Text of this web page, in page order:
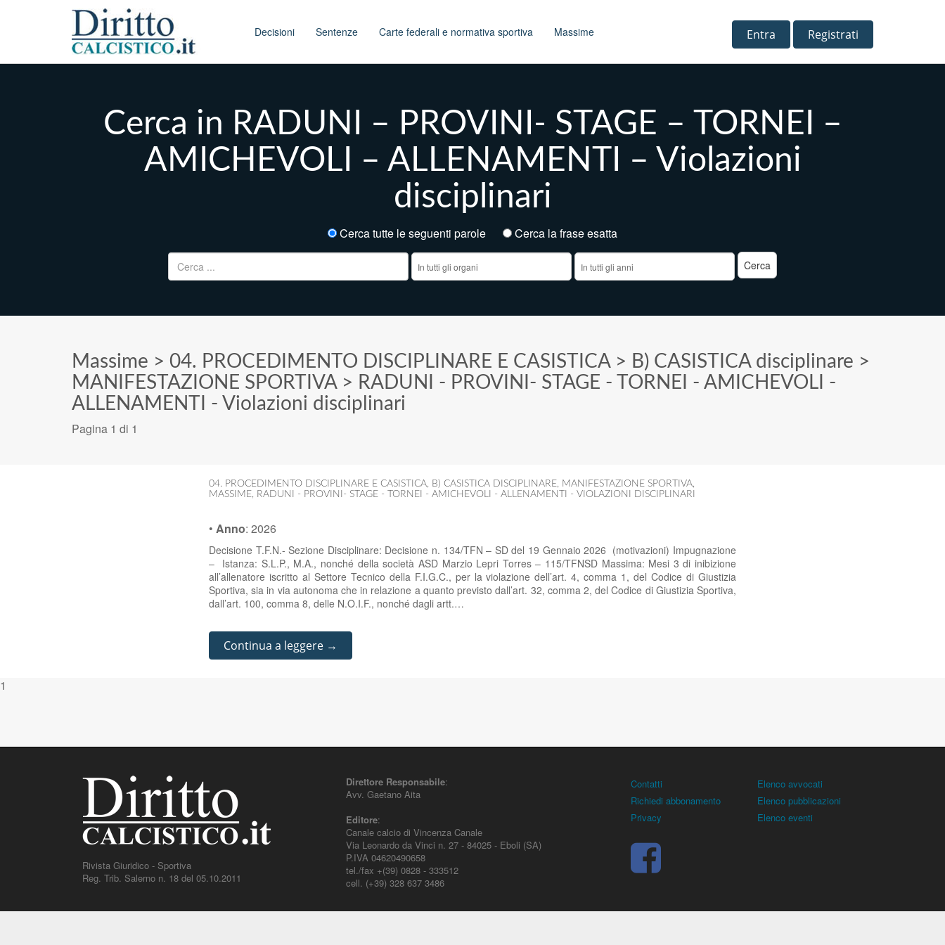
Main menu Decisioni Sentenze Carte federali e normativa sportiva Massime Entra Registrati
Cerca in RADUNI – PROVINI- STAGE – TORNEI –
AMICHEVOLI – ALLENAMENTI – Violazioni
disciplinari
Cerca tutte le seguenti parole
Cerca la frase esatta
Ricerca per:
Massime > 04. PROCEDIMENTO DISCIPLINARE E CASISTICA> B) CASISTICA disciplinare >
MANIFESTAZIONE SPORTIVA> RADUNI - PROVINI- STAGE - TORNEI - AMICHEVOLI -
ALLENAMENTI - Violazioni disciplinari
Pagina 1 di 1
04. PROCEDIMENTO DISCIPLINARE E CASISTICA, B) CASISTICA DISCIPLINARE, MANIFESTAZIONE SPORTIVA,
MASSIME, RADUNI - PROVINI- STAGE - TORNEI - AMICHEVOLI - ALLENAMENTI - VIOLAZIONI DISCIPLINARI
• Anno: 2026
Decisione T.F.N.- Sezione Disciplinare: Decisione n. 134/TFN – SD del 19 Gennaio 2026 (motivazioni) Impugnazione
– Istanza: S.L.P., M.A., nonché della società ASD Marzio Lepri Torres – 115/TFNSD Massima: Mesi 3 di inibizione
all’allenatore iscritto al Settore Tecnico della F.I.G.C., per la violazione dell’art. 4, comma 1, del Codice di Giustizia
Sportiva, sia in via autonoma che in relazione a quanto previsto dall’art. 32, comma 2, del Codice di Giustizia Sportiva,
dall’art. 100, comma 8, delle N.O.I.F., nonché dagli artt.…
Continua a leggere →
1
Rivista Giuridico - Sportiva
Reg. Trib. Salerno n. 18 del 05.10.2011
Direttore Responsabile:
Avv. Gaetano Aita
Editore:
Canale calcio di Vincenza Canale
Via Leonardo da Vinci n. 27 - 84025 - Eboli (SA)
P.IVA 04620490658
tel./fax +(39) 0828 - 333512
cell. (+39) 328 637 3486
Contatti
Richiedi abbonamento
Privacy
Elenco avvocati
Elenco pubblicazioni
Elenco eventi